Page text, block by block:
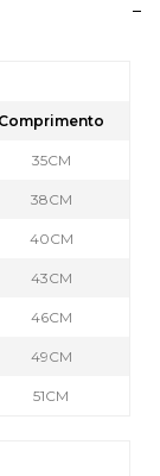
Comprimento
35CM
38CM
40CM
43CM
46CM
49CM
51CM